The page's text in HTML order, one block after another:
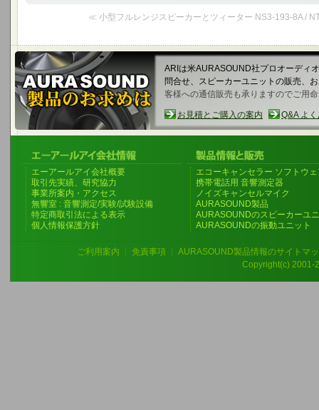
≪ 小型フルレンジスピーカーとツィーター NS3-193-8A /
ARIは米AURASOUND社プロオーディ
問合せ、スピーカーユニットの販売、
客様への通信販売も承りますのでご用
お見積とご購入の案内 Q&A よ
エーアールアイ会社概要
取引先実績、研究協力
事業所案内・アクセス
無響室 : 音響測定/実験/試験設備
特定商取引法による表示
個人情報保護方針
エコーキャンセラー ソフトウ
携帯電話用 音響測定器
ノイズキャンセルマイク
AURASOUND製品
AURASOUNDのスピーカーユ
AURASOUNDの振動ユニット
ご利用案内 免責事項
AURASOUND製品情報のサイトマ
Copyright(c) 2001-